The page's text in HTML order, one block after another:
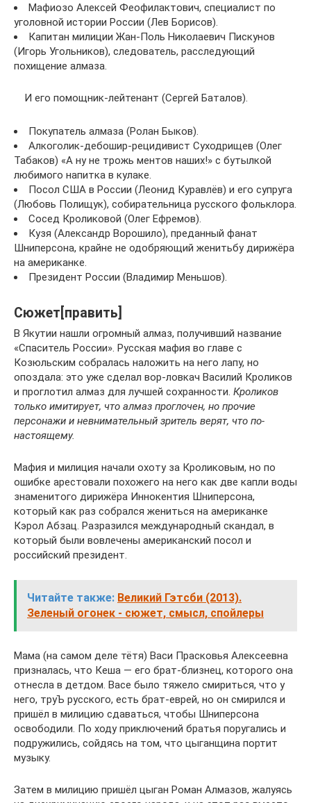
Мафиозо Алексей Феофилактович, специалист по
уголовной истории России (Лев Борисов).
Капитан милиции Жан-Поль Николаевич Пискунов
(Игорь Угольников), следователь, расследующий
похищение алмаза.
И его помощник-лейтенант (Сергей Баталов).
Покупатель алмаза (Ролан Быков).
Алкоголик-дебошир-рецидивист Суходрищев (Олег
Табаков) «А ну не трожь ментов наших!» с бутылкой
любимого напитка в кулаке.
Посол США в России (Леонид Куравлёв) и его супруга
(Любовь Полищук), собирательница русского фольклора.
Сосед Кроликовой (Олег Ефремов).
Кузя (Александр Ворошило), преданный фанат
Шниперсона, крайне не одобряющий женитьбу дирижёра
на американке.
Президент России (Владимир Меньшов).
Сюжет[править]
В Якутии нашли огромный алмаз, получивший название
«Спаситель России». Русская мафия во главе с
Козюльским собралась наложить на него лапу, но
опоздала: это уже сделал вор-ловкач Василий Кроликов
и проглотил алмаз для лучшей сохранности. Кроликов
только имитирует, что алмаз проглочен, но прочие
персонажи и невнимательный зритель верят, что по-
настоящему.
Мафия и милиция начали охоту за Кроликовым, но по
ошибке арестовали похожего на него как две капли воды
знаменитого дирижёра Иннокентия Шниперсона,
который как раз собрался жениться на американке
Кэрол Абзац. Разразился международный скандал, в
который были вовлечены американский посол и
российский президент.
Читайте также: Великий Гэтсби (2013).
Зеленый огонек - сюжет, смысл, спойлеры
Мама (на самом деле тётя) Васи Прасковья Алексеевна
призналась, что Кеша — его брат-близнец, которого она
отнесла в детдом. Васе было тяжело смириться, что у
него, труЪ русского, есть брат-еврей, но он смирился и
пришёл в милицию сдаваться, чтобы Шниперсона
освободили. По ходу приключений братья поругались и
подружились, сойдясь на том, что цыганщина портит
музыку.
Затем в милицию пришёл цыган Роман Алмазов, жалуясь